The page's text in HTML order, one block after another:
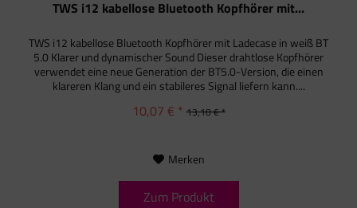
TWS i12 kabellose Bluetooth Kopfhörer mit...
TWS i12 kabellose Bluetooth Kopfhörer mit Ladecase in weiß BT
5.0 Klarer und dynamischer Sound Dieser drahtlose Kopfhörer
verwendet eine neue Generation der BT5.0-Version, die einen
klareren Klang und ein stabileres Signal liefern kann....
10,07 € * 13,10 € *
Merken
Zum Produkt